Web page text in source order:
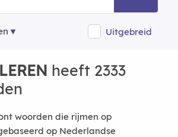
Uitgebreid
heeft 2333
woorden die rijmen op
op Nederlandse